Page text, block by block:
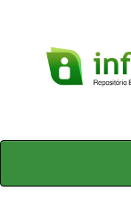
Skip